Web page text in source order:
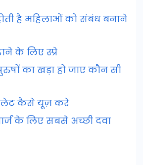
है महिलाओं को संबंध बनाने
के लिए स्प्रे
का खड़ा हो जाए कौन सी
कैसे यूज़ करे
के लिए सबसे अच्छी दवा